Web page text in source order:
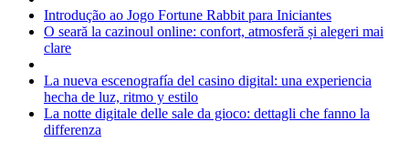
Introdução ao Jogo Fortune Rabbit para Iniciantes
O seară la cazinoul online: confort, atmosferă și alegeri mai
clare
La nueva escenografía del casino digital: una experiencia
hecha de luz, ritmo y estilo
La notte digitale delle sale da gioco: dettagli che fanno la
differenza